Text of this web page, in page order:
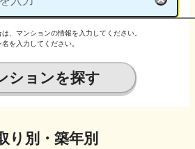
、マンションの情報を入力してください。
を入力してください。
ションを探す
り別・築年別